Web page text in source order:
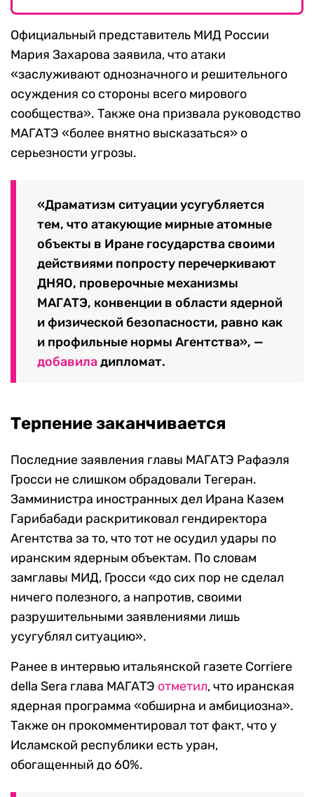
Официальный представитель МИД России
Мария Захарова заявила, что атаки
«заслуживают однозначного и решительного
осуждения со стороны всего мирового
сообщества». Также она призвала руководство
МАГАТЭ «более внятно высказаться» о
серьезности угрозы.
«Драматизм ситуации усугубляется
тем, что атакующие мирные атомные
объекты в Иране государства своими
действиями попросту перечеркивают
ДНЯО, проверочные механизмы
МАГАТЭ, конвенции в области ядерной
и физической безопасности, равно как
и профильные нормы Агентства», —
добавиладипломат.
Терпение заканчивается
Последние заявления главы МАГАТЭ Рафаэля
Гросси не слишком обрадовали Тегеран.
Замминистра иностранных дел Ирана Казем
Гарибабади раскритиковал гендиректора
Агентства за то, что тот не осудил удары по
иранским ядерным объектам. По словам
замглавы МИД, Гросси «до сих пор не сделал
ничего полезного, а напротив, своими
разрушительными заявлениями лишь
усугублял ситуацию».
Ранее в интервью итальянской газете Corriere
della Sera глава МАГАТЭ отметил, что иранская
ядерная программа «обширна и амбициозна».
Также он прокомментировал тот факт, что у
Исламской республики есть уран,
обогащенный до 60%.